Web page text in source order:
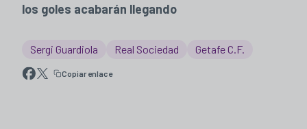
los goles acabarán llegando
Sergi Guardiola Real Sociedad Getafe C.F.
Copiar enlace